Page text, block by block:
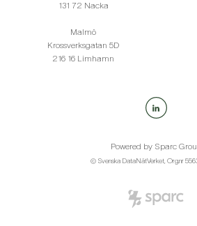
131 72 Nacka
Malmö
Krossverksgatan 5D
216 16 Limhamn
Powered by Sparc
© Svenska DataNätVerket, Org.nr